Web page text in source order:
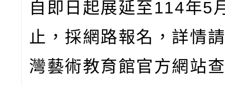
自即日起展延至114年5
止，採網路報名，詳情
灣藝術教育館官方網站